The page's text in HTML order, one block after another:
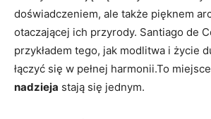
doświadczeniem, ale także pięknem
otaczającej ich przyrody. Santiago de
przykładem tego, jak modlitwa i życie
łączyć się w pełnej harmonii.To
nadzieja stają się jednym.